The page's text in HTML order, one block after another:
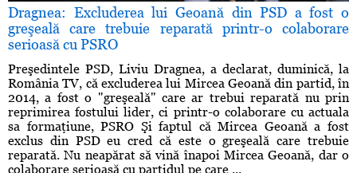
Dragnea: Excluderea lui Geoană din PSD a fost o
greşeală care trebuie reparată printr-o colaborare
serioasă cu PSRO
Preşedintele PSD, Liviu Dragnea, a declarat, duminică, la
România TV, că excluderea lui Mircea Geoană din partid, în
2014, a fost o "greşeală" care ar trebui reparată nu prin
reprimirea fostului lider, ci printr-o colaborare cu actuala
sa formaţiune, PSRO Şi faptul că Mircea Geoană a fost
exclus din PSD eu cred că este o greşeală care trebuie
reparată. Nu neapărat să vină înapoi Mircea Geoană, dar o
colaborare serioasă cu partidul pe care ...